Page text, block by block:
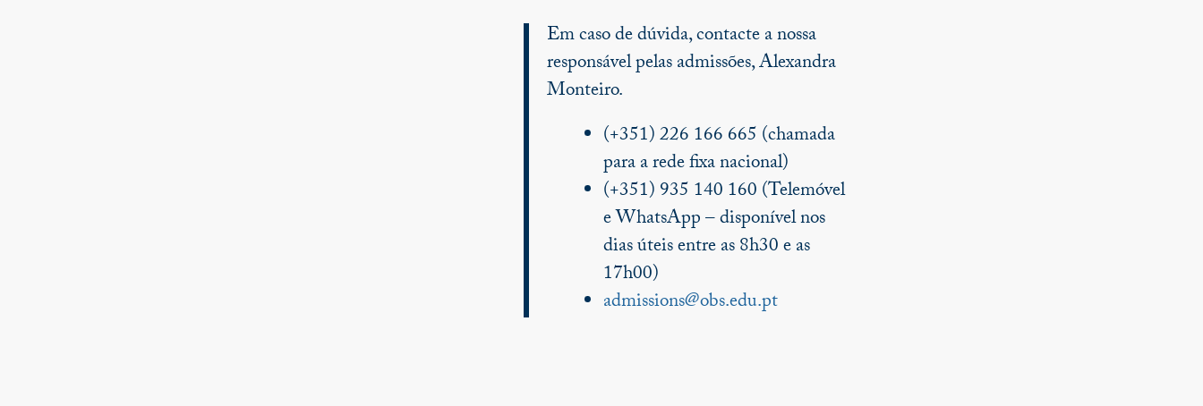
Em caso de dúvida, contacte a nossa
responsável pelas admissões, Alexandra
Monteiro.
(+351) 226 166 665 (chamada
para a rede fixa nacional)
(+351) 935 140 160 (Telemóvel
e WhatsApp – disponível nos
dias úteis entre as 8h30 e as
17h00)
admissions@obs.edu.pt